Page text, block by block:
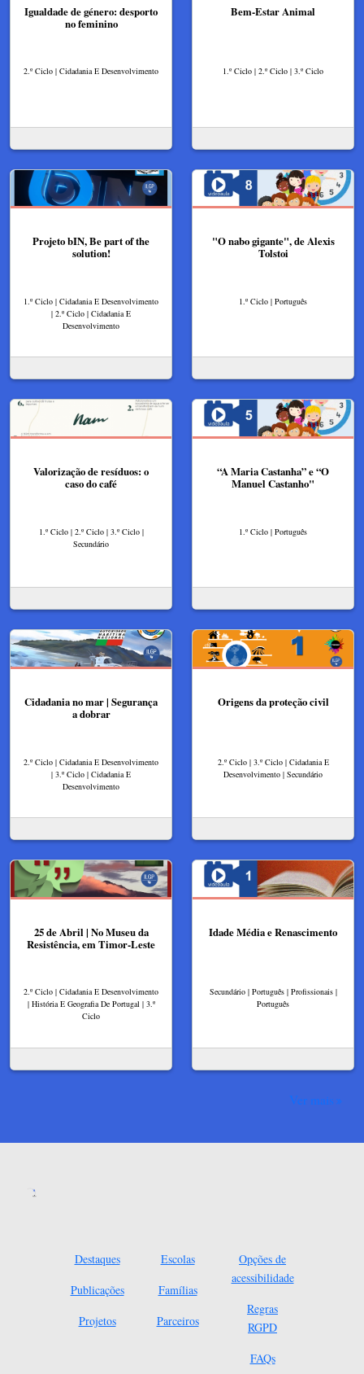
Igualdade de género: desporto
no feminino
2.º Ciclo | Cidadania E Desenvolvimento
Bem-Estar Animal
1.º Ciclo | 2.º Ciclo | 3.º Ciclo
Projeto bIN, Be part of the
solution!
1.º Ciclo | Cidadania E Desenvolvimento
| 2.º Ciclo | Cidadania E
Desenvolvimento
"O nabo gigante", de Alexis
Tolstoi
1.º Ciclo | Português
Valorização de resíduos: o
caso do café
1.º Ciclo | 2.º Ciclo | 3.º Ciclo |
Secundário
“A Maria Castanha” e “O
Manuel Castanho"
1.º Ciclo | Português
Cidadania no mar | Segurança
a dobrar
2.º Ciclo | Cidadania E Desenvolvimento
| 3.º Ciclo | Cidadania E
Desenvolvimento
Origens da proteção civil
2.º Ciclo | 3.º Ciclo | Cidadania E
Desenvolvimento | Secundário
25 de Abril | No Museu da
Resistência, em Timor-Leste
2.º Ciclo | Cidadania E Desenvolvimento
| História E Geografia De Portugal | 3.º
Ciclo
Idade Média e Renascimento
Secundário | Português | Profissionais |
Português
Ver mais
Destaques
Publicações
Projetos
Escolas
Famílias
Parceiros
Opções de
acessibilidade
Regras
RGPD
FAQs